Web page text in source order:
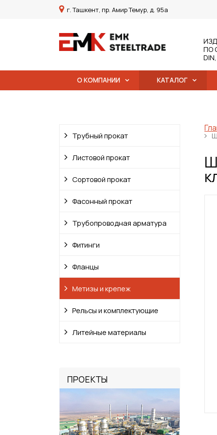
г. Ташкент, пр. Амир Темур, д. 95а
ПО
О КОМПАНИИ КАТАЛОГ
Трубный прокат
Листовой прокат
Сортовой прокат
Фасонный прокат
Трубопроводная арматура
Фитинги
Фланцы
Метизы и крепеж
Рельсы и комплектующие
Литейные материалы
ПРОЕКТЫ